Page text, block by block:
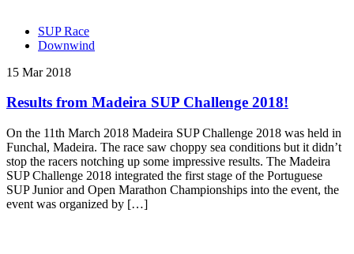
SUP Race
Downwind
15 Mar 2018
Results from Madeira SUP Challenge 2018!
On the 11th March 2018 Madeira SUP Challenge 2018 was held in
Funchal, Madeira. The race saw choppy sea conditions but it didn’t
stop the racers notching up some impressive results. The Madeira
SUP Challenge 2018 integrated the first stage of the Portuguese
SUP Junior and Open Marathon Championships into the event, the
event was organized by […]